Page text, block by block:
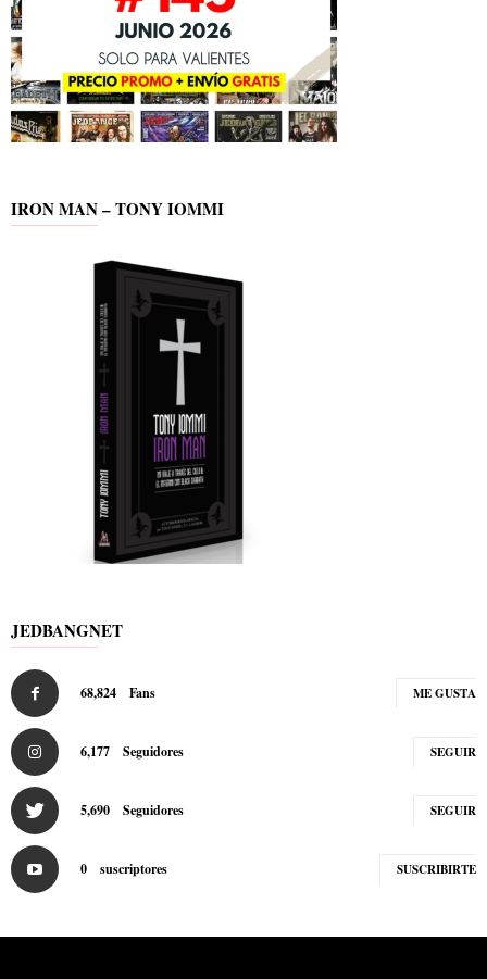
IRON MAN – TONY IOMMI
JEDBANGNET
68,824 Fans ME GUSTA
6,177 Seguidores SEGUIR
5,690 Seguidores SEGUIR
0 suscriptores SUSCRIBIRTE